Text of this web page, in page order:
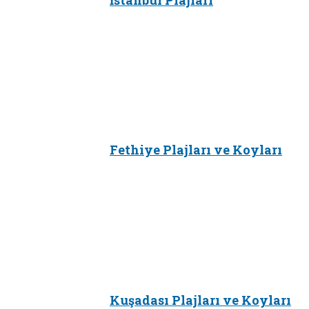
Fethiye Plajları ve Koyları
Kuşadası Plajları ve Koyları